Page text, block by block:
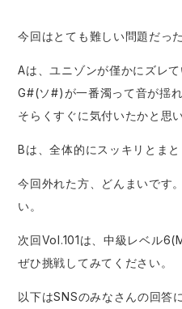
今回はとても難しい問題だっ
Aは、ユニゾンが僅かにズレ
G#(ソ#)が一番濁って音が揺
そらくすぐに気付いたかと思い
Bは、全体的にスッキリとまと
今回外れた方、どんまいです
い。
次回Vol.101は、中級レベル
ぜひ挑戦してみてください。
以下はSNSのみなさんの回答